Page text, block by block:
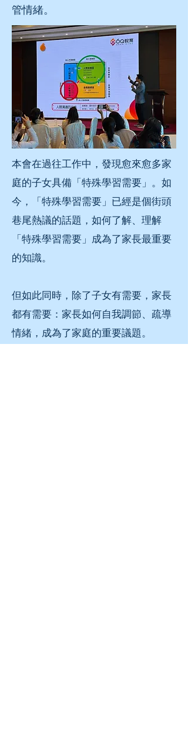
管情緒。
本會在過往工作中，發現愈來愈多家
庭的子女具備「特殊學習需要」。如
今，「特殊學習需要」已經是個街頭
巷尾熱議的話題，如何了解、理解
「特殊學習需要」成為了家長最重要
的知識。
但如此同時，除了子女有需要，家長
都有需要：家長如何自我調節、疏導
情緒，成為了家庭的重要議題。